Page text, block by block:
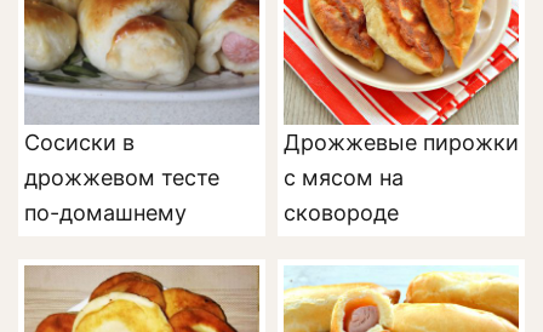
Сосиски в
дрожжевом тесте
по-домашнему
Дрожжевые пирожки
с мясом на
сковороде